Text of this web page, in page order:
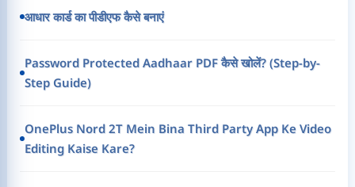
आधार कार्ड का पीडीएफ कैसे बनाएं
Password Protected Aadhaar PDF कैसे खोलें? (Step-by-
Step Guide)
OnePlus Nord 2T Mein Bina Third Party App Ke Video
Editing Kaise Kare?